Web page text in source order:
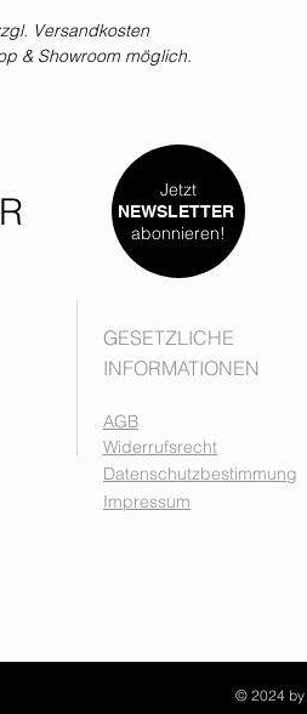
Versandkosten
& Showroom möglich.
Jetzt
NEWSLETTER
abonnieren!
GESETZLICHE
INFORMATIONEN
AGB
Widerrufsrecht
Datenschutzbestimmung
Impressum
© 2024 by